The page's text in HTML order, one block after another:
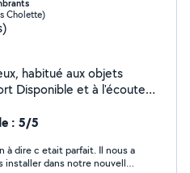
Cholette)
habitué aux objets
Disponible et à l'écoute
: 5/5
installer dans notre nouvelle